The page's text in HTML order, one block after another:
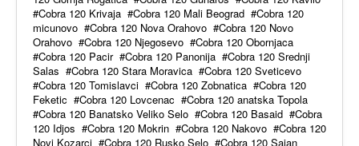
Cobra 120 Krivaja
Cobra 120 Mali Beograd
Cobra 120
micunovo
Cobra 120 Nova Orahovo
Cobra 120 Novo
Orahovo
Cobra 120 Njegosevo
Cobra 120 Obornjaca
Cobra 120 Pacir
Cobra 120 Panonija
Cobra 120 Srednji
Salas
Cobra 120 Stara Moravica
Cobra 120 Sveticevo
Cobra 120 Tomislavci
Cobra 120 Zobnatica
Cobra 120
Feketic
Cobra 120 Lovcenac
Cobra 120 anatska Topola
Cobra 120 Banatsko Veliko Selo
Cobra 120 Basaid
Cobra
120 Idjos
Cobra 120 Mokrin Cobra 120 Nakovo
Cobra 120
Novi Kozarci
Cobra 120 Rusko Selo
Cobra 120 Sajan